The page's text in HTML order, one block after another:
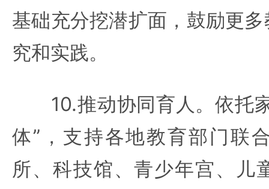
基础充分挖潜扩面，鼓励更
究和实践。
10.推动协同育人。依托
体”，支持各地教育部门联
所、科技馆、青少年宫、儿